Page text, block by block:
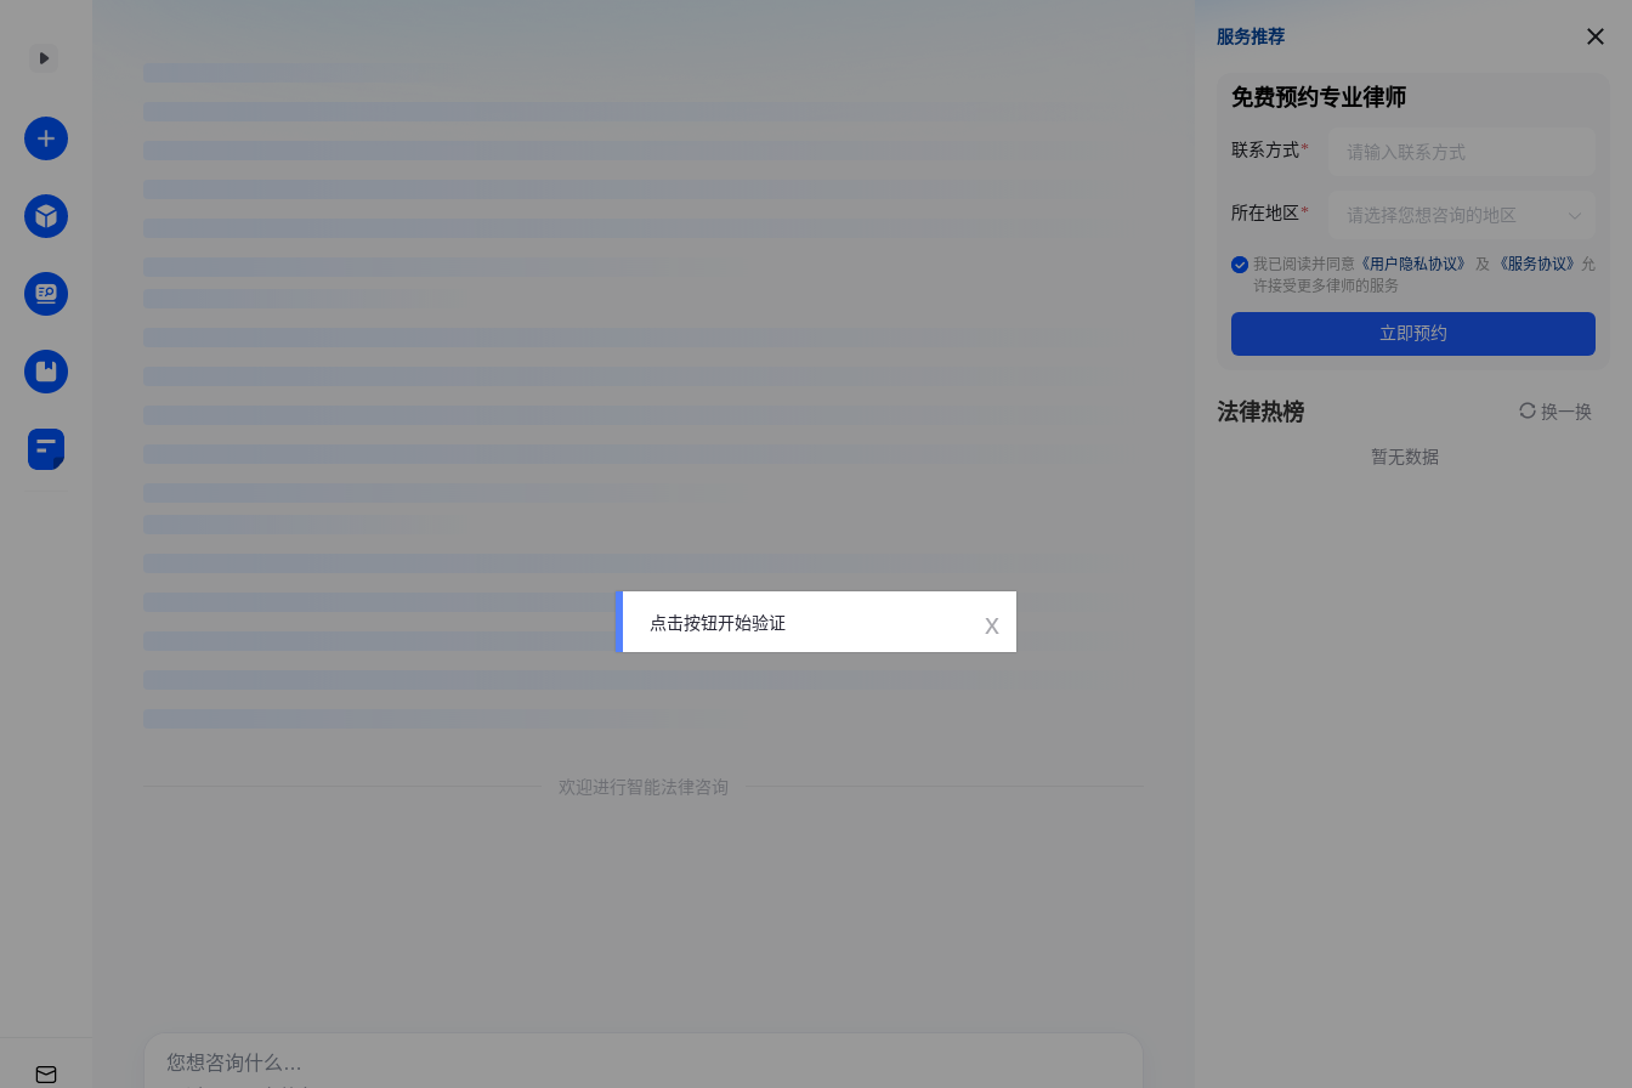
欢迎进行智能法律咨询
服务推荐
服务推荐
免费预约专业律师
联系方式
所在地区
我已阅读并同意 《用户隐私协议》 及 《服务协议》 允
许接受更多律师的服务
立即预约
法律热榜 换一换
暂无数据
点击按钮开始验证 x